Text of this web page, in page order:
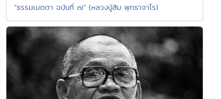
"ธรรมเมตตา ฉบับที่ ๗" (หลวงปู่สิม พุทธาจาโร)